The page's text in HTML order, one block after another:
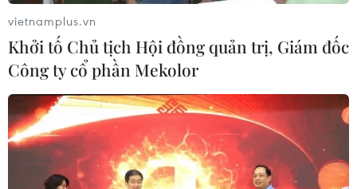
vietnamplus.vn
Khởi tố Chủ tịch Hội đồng quản trị, Giám đốc
Công ty cổ phần Mekolor